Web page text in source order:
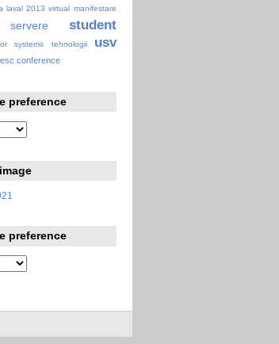
laval 2013 virtual manifestare
servere student
systems tehnologii usv
conference
preference
preference